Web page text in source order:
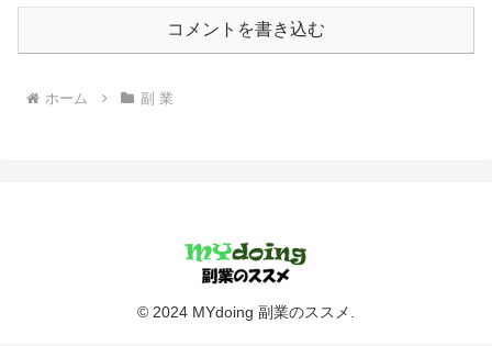
コメントを書き込む
ホーム 副 業
© 2024 MYdoing 副業のススメ.